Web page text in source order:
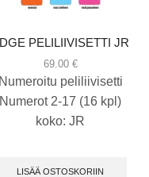
PELILIIVISETTI JR
69.00 €
Numeroitu peliliivisetti
Numerot 2-17 (16 kpl)
koko: JR
LISÄÄ OSTOSKORIIN